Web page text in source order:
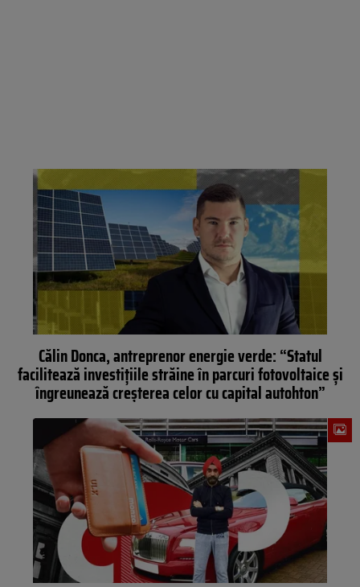
Călin Donca, antreprenor energie verde: “Statul
facilitează investițiile străine în parcuri fotovoltaice și
îngreunează creșterea celor cu capital autohton”